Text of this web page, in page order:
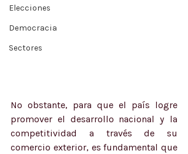
Elecciones
Democracia
Sectores
No obstante, para que el país logre
promover el desarrollo nacional y la
competitividad a través de su
comercio exterior, es fundamental que